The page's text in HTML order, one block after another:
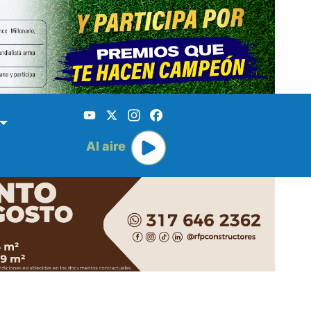
YouTube
X Instagram
Al aire